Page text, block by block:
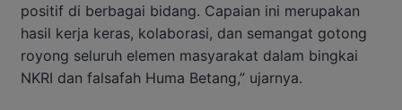
positif di berbagai bidang. Capaian ini merupakan
hasil kerja keras, kolaborasi, dan semangat gotong
royong seluruh elemen masyarakat dalam bingkai
NKRI dan falsafah Huma Betang,” ujarnya.